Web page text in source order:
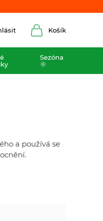
Košík
Sezóna
🌞
a používá se